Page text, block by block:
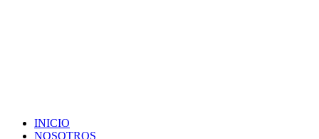
INICIO
NOSOTROS